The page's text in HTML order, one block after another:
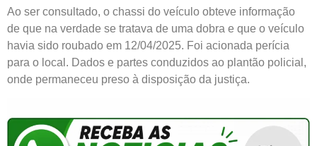
Ao ser consultado, o chassi do veículo obteve informação
de que na verdade se tratava de uma dobra e que o veículo
havia sido roubado em 12/04/2025. Foi acionada perícia
para o local. Dados e partes conduzidos ao plantão policial,
onde permaneceu preso à disposição da justiça.